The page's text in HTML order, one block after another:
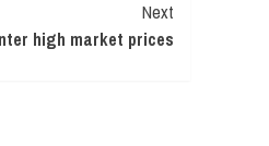
Next
high market prices